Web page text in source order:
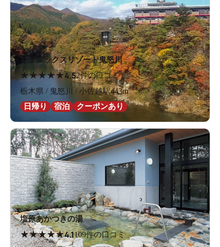
リブマックスリゾート鬼怒川
★★★★★4.52件の口コミ
栃木県 / 鬼怒川 / 小佐越駅443m
日帰り
宿泊 クーポンあり
塩原あかつきの湯
★★★★★4.1109件の口コミ